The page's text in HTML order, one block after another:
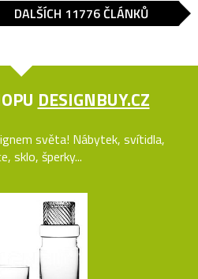
DALŠÍCH 11776 ČLÁNKŮ
DESIGNBUY.CZ
světa! Nábytek, svítidla,
sklo, šperky...